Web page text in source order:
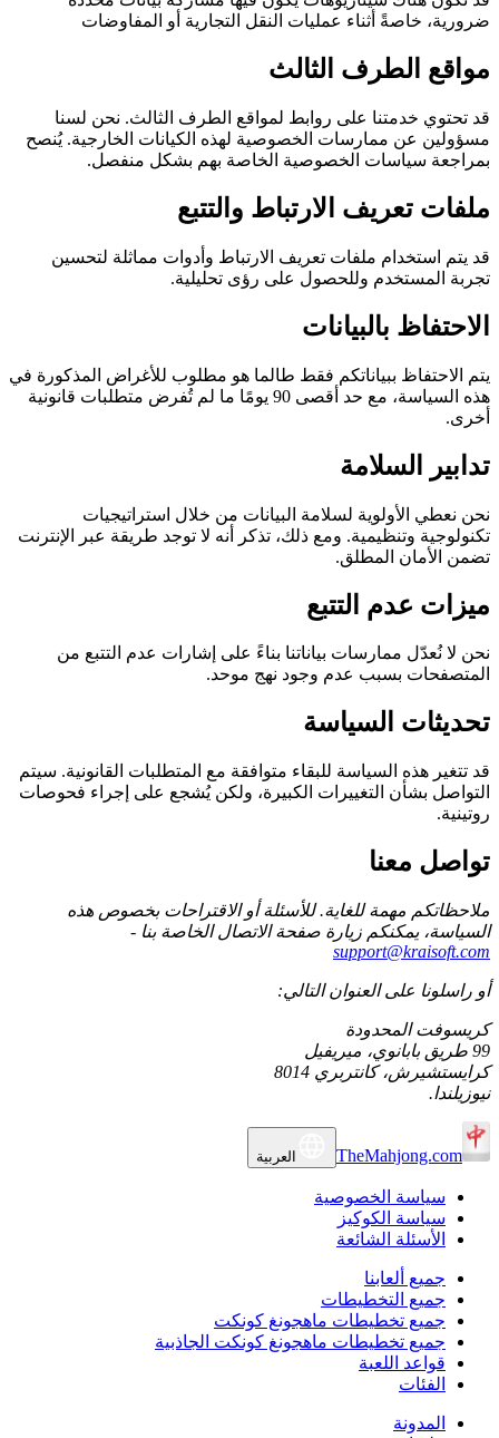
ضرورية، خاصةً أثناء عمليات النقل التجارية أو المفاوضات
مواقع الطرف الثالث
قد تحتوي خدمتنا على روابط لمواقع الطرف الثالث. نحن لسنا
مسؤولين عن ممارسات الخصوصية لهذه الكيانات الخارجية. يُنصح
بمراجعة سياسات الخصوصية الخاصة بهم بشكل منفصل.
ملفات تعريف الارتباط والتتبع
قد يتم استخدام ملفات تعريف الارتباط وأدوات مماثلة لتحسين
تجربة المستخدم وللحصول على رؤى تحليلية.
الاحتفاظ بالبيانات
يتم الاحتفاظ ببياناتكم فقط طالما هو مطلوب للأغراض المذكورة في
هذه السياسة، مع حد أقصى 90 يومًا ما لم تُفرض متطلبات قانونية
أخرى.
تدابير السلامة
نحن نعطي الأولوية لسلامة البيانات من خلال استراتيجيات
تكنولوجية وتنظيمية. ومع ذلك، تذكر أنه لا توجد طريقة عبر الإنترنت
تضمن الأمان المطلق.
ميزات عدم التتبع
نحن لا نُعدّل ممارسات بياناتنا بناءً على إشارات عدم التتبع من
المتصفحات بسبب عدم وجود نهج موحد.
تحديثات السياسة
قد تتغير هذه السياسة للبقاء متوافقة مع المتطلبات القانونية. سيتم
التواصل بشأن التغييرات الكبيرة، ولكن يُشجع على إجراء فحوصات
روتينية.
تواصل معنا
ملاحظاتكم مهمة للغاية. للأسئلة أو الاقتراحات بخصوص هذه
السياسة، يمكنكم زيارة صفحة الاتصال الخاصة بنا -
support@kraisoft.com
أو راسلونا على العنوان التالي:
كريسوفت المحدودة
99 طريق بابانوي، ميريفيل
كرايستشيرش، كانتربري 8014
نيوزيلندا.
TheMahjong.com العربية
سياسة الخصوصية
سياسة الكوكيز
الأسئلة الشائعة
جميع ألعابنا
جميع التخطيطات
جميع تخطيطات ماهجونغ كونكت
جميع تخطيطات ماهجونغ كونكت الجاذبية
قواعد اللعبة
الفئات
المدونة